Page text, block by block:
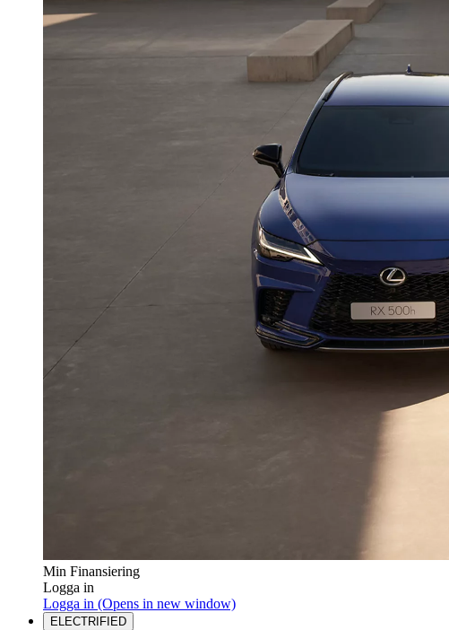
Min Finansiering
Logga in
Logga in (Opens in new window)
ELECTRIFIED